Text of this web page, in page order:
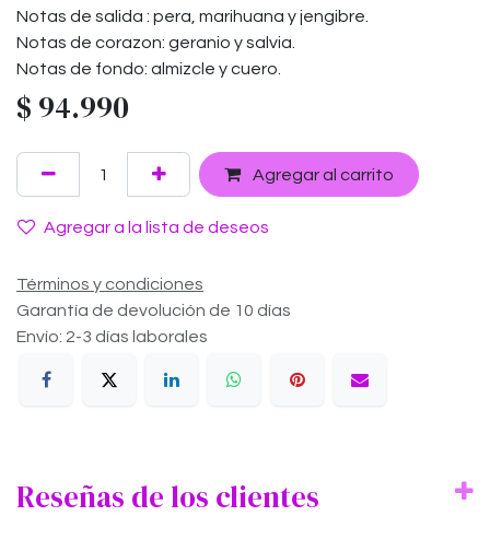
Notas de salida : pera, marihuana y jengibre.
Notas de corazon: geranio y salvia.
Notas de fondo: almizcle y cuero.
$ 94.990
Agregar al carrito
Agregar a la lista de deseos
Términos y condiciones
Garantía de devolución de 10 días
Envío: 2-3 días laborales
Reseñas de los clientes